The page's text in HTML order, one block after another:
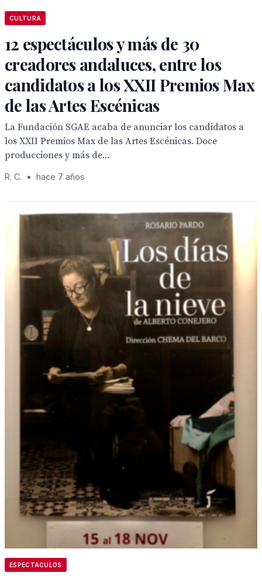
CULTURA
12 espectáculos y más de 30
creadores andaluces, entre los
candidatos a los XXII Premios Max
de las Artes Escénicas
La Fundación SGAE acaba de anunciar los candidatos a
los XXII Premios Max de las Artes Escénicas. Doce
producciones y más de...
R. C. • hace 7 años
ESPECTACULOS